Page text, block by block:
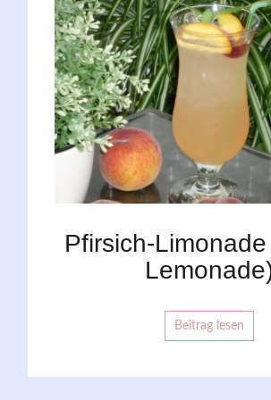
Pfirsich-
Beitrag lesen